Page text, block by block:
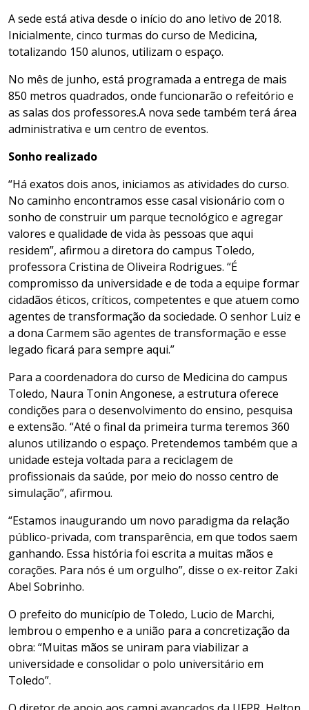
A sede está ativa desde o início do ano letivo de 2018.
Inicialmente, cinco turmas do curso de Medicina,
totalizando 150 alunos, utilizam o espaço.
No mês de junho, está programada a entrega de mais
850 metros quadrados, onde funcionarão o refeitório e
as salas dos professores.A nova sede também terá área
administrativa e um centro de eventos.
Sonho realizado
“Há exatos dois anos, iniciamos as atividades do curso.
No caminho encontramos esse casal visionário com o
sonho de construir um parque tecnológico e agregar
valores e qualidade de vida às pessoas que aqui
residem”, afirmou a diretora do campus Toledo,
professora Cristina de Oliveira Rodrigues. “É
compromisso da universidade e de toda a equipe formar
cidadãos éticos, críticos, competentes e que atuem como
agentes de transformação da sociedade. O senhor Luiz e
a dona Carmem são agentes de transformação e esse
legado ficará para sempre aqui.”
Para a coordenadora do curso de Medicina do campus
Toledo, Naura Tonin Angonese, a estrutura oferece
condições para o desenvolvimento do ensino, pesquisa
e extensão. “Até o final da primeira turma teremos 360
alunos utilizando o espaço. Pretendemos também que a
unidade esteja voltada para a reciclagem de
profissionais da saúde, por meio do nosso centro de
simulação”, afirmou.
“Estamos inaugurando um novo paradigma da relação
público-privada, com transparência, em que todos saem
ganhando. Essa história foi escrita a muitas mãos e
corações. Para nós é um orgulho”, disse o ex-reitor Zaki
Abel Sobrinho.
O prefeito do município de Toledo, Lucio de Marchi,
lembrou o empenho e a união para a concretização da
obra: “Muitas mãos se uniram para viabilizar a
universidade e consolidar o polo universitário em
Toledo”.